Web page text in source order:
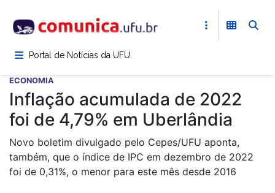
para
conteúdoPortal de Notícias da UFU
ECONOMIA
Inflação acumulada de 2022
foi de 4,79% em Uberlândia
Novo boletim divulgado pelo Cepes/UFU aponta,
também, que o índice de IPC em dezembro de 2022
foi de 0,31%, o menor para este mês desde 2016